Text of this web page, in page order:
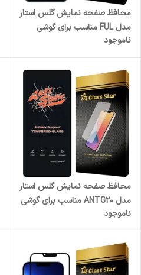
محافظ صفحه نمایش گلس استار
مدل FUL مناسب برای گوشی
موبایل هوآوی Y9 2019
ناموجود
محافظ صفحه نمایش گلس استار
مدل ANTG20 مناسب برای گوشی
موبایل شیائومی Poco M7
ناموجود